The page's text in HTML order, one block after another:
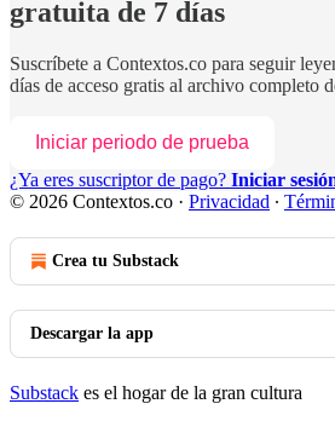
gratuita de 7 días
Suscríbete a Contextos.co para seguir
días de acceso gratis al archivo completo
Iniciar periodo de prueba
¿Ya eres suscriptor de pago? Iniciar
© 2026 Contextos.co · Privacidad ∙
Crea tu Substack
Descargar la app
Substack es el hogar de la gran cultura